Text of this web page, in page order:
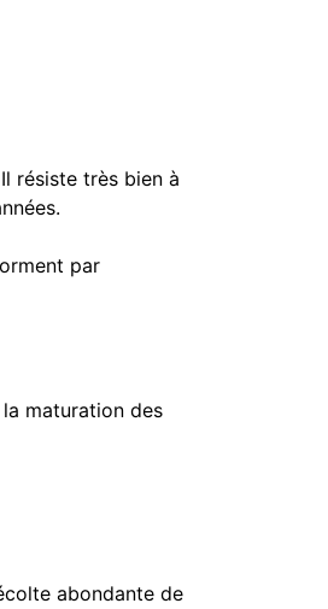
résiste très bien à
par
maturation des
abondante de